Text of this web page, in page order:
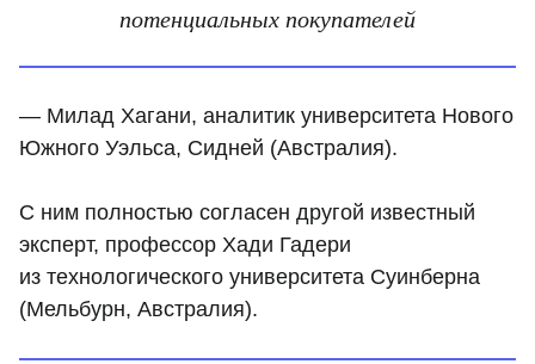
потенциальных покупателей
— Милад Хагани, аналитик университета Нового
Южного Уэльса, Сидней (Австралия).
С ним полностью согласен другой известный
эксперт, профессор Хади Гадери
из технологического университета Суинберна
(Мельбурн, Австралия).